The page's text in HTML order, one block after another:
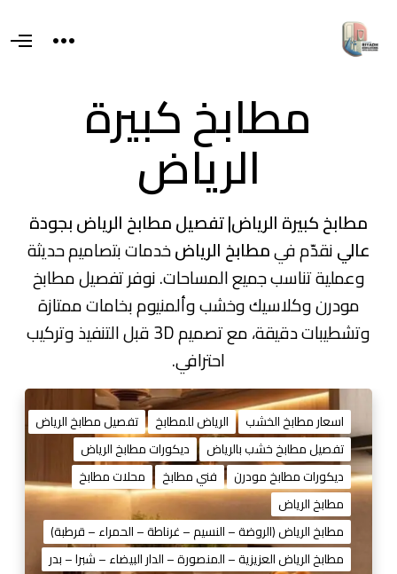
T
o
a
O
مطابخ كبيرة
الرياض
مطابخ كبيرة الرياض| تفصيل مطابخ الرياض بجودة
عالينقدّم فيمطابخ الرياضخدمات بتصاميم حديثة
وعملية تناسب جميع المساحات. نوفر تفصيل مطابخ
مودرن وكلاسيك وخشب وألمنيوم بخامات ممتازة
وتشطيبات دقيقة، مع تصميم 3D قبل التنفيذ وتركيب
احترافي.
م
خ
خ
اسعار مطابخ الخشب الرياض للمطابخ
تفصيل مطابخ الرياض
تفصيل مطابخ خشب بالرياض
ديكورات مطابخ الرياض
ديكورات مطابخ مودرن
فني مطابخ
محلات مطابخ
مطابخ الرياض
مطابخ الرياض (الروضة – النسيم – غرناطة – الحمراء – قرطبة)
مطابخ الرياض العزيزية – المنصورة – الدار البيضاء – شبرا – بدر